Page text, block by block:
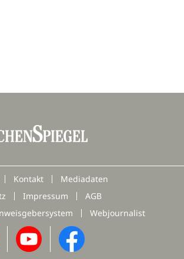
Kontakt
Mediadaten
Impressum
AGB
Webjournalist